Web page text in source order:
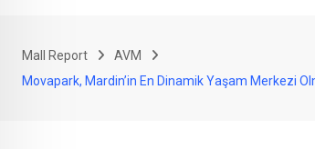
Mall Report
AVM
Movapark, Mardin’in En Dinamik Yaşam Merkezi